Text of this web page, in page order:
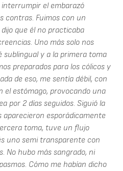
el embarazó
contras. Fuimos con un
que él no practicaba
Uno más solo nos
sublingual y a la primera toma
preparados para los cólicos y
de eso, me sentía débil, con
el estómago, provocando una
por 2 días seguidos. Siguió la
aparecieron esporádicamente
toma, tuve un flujo
uno semi transparente con
No hubo más sangrado, ni
Cómo me habían dicho